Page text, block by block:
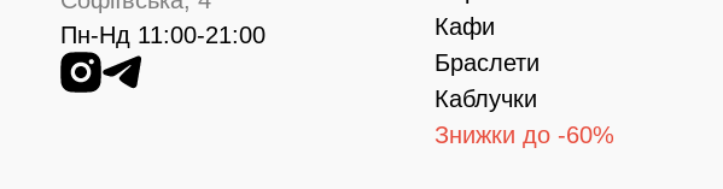
Пн-Нд 11:00-21:00
Кафи
Браслети
Каблучки
Знижки до -60%